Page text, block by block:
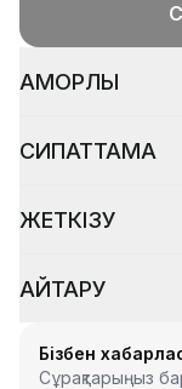
ҚАМҚОРЛЫҚ
СИПАТТАМА
ЖЕТКІЗУ
ҚАЙТАРУ
Бізбен
Сұрақтарыңыз